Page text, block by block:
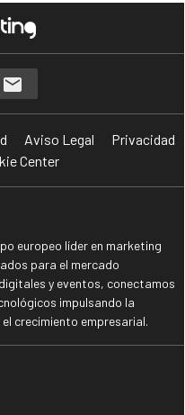
Aviso Legal
Privacidad
Center
europeo líder en marketing
para el mercado
y eventos, conectamos
impulsando la
crecimiento empresarial.